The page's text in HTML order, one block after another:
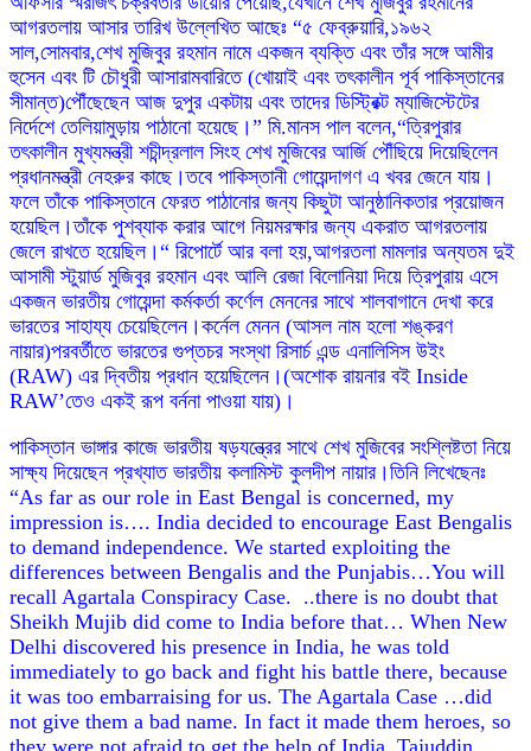
আগরতলায় আসার তারিখ উল্লেখিত আছেঃ “৫ ফেব্রুয়ারি,১৯৬২
সাল,সোমবার,শেখ মুজিবুর রহমান নামে একজন ব্যক্তি এবং তাঁর সঙ্গে আমীর
হুসেন এবং টি চৌধুরী আসারামবারিতে (খোয়াই এবং তৎকালীন পূর্ব পাকিস্তানের
সীমান্ত)পৌঁছেছেন আজ দুপুর একটায় এবং তাদের ডিস্ট্রিক্ট ম্যাজিস্টেটের
নির্দেশে তেলিয়ামুড়ায় পাঠানো হয়েছে।” মি.মানস পাল বলেন,“ত্রিপুরার
তৎকালীন মুখ্যমন্ত্রী শচীন্দ্রলাল সিংহ শেখ মুজিবের আর্জি পৌঁছিয়ে দিয়েছিলেন
প্রধানমন্ত্রী নেহরুর কাছে।তবে পাকিস্তানী গোয়েন্দাগণ এ খবর জেনে যায়।
ফলে তাঁকে পাকিস্তানে ফেরত পাঠানোর জন্য কিছুটা আনুষ্ঠানিকতার প্রয়োজন
হয়েছিল।তাঁকে পুশব্যাক করার আগে নিয়মরক্ষার জন্য একরাত আগরতলায়
জেলে রাখতে হয়েছিল।“ রিপোর্টে আর বলা হয়,আগরতলা মামলার অন্যতম দুই
আসামী স্টুয়ার্ড মুজিবুর রহমান এবং আলি রেজা বিলোনিয়া দিয়ে ত্রিপুরায় এসে
একজন ভারতীয় গোয়েন্দা কর্মকর্তা কর্ণেল মেননের সাথে শালবাগানে দেখা করে
ভারতের সাহায্য চেয়েছিলেন।কর্নেল মেনন (আসল নাম হলো শঙ্করণ
নায়ার)পরবর্তীতে ভারতের গুপ্তচর সংস্থা রিসার্চ এন্ড এনালিসিস উইং
(RAW) এর দ্বিতীয় প্রধান হয়েছিলেন।(অশোক রায়নার বই Inside
RAW’তেও একই রূপ বর্ননা পাওয়া যায়)।
পাকিস্তান ভাঙ্গার কাজে ভারতীয় ষড়যন্ত্রের সাথে শেখ মুজিবের সংশ্লিষ্টতা নিয়ে
সাক্ষ্য দিয়েছেন প্রখ্যাত ভারতীয় কলামিস্ট কুলদীপ নায়ার।তিনি লিখেছেনঃ
“As far as our role in East Bengal is concerned, my
impression is…. India decided to encourage East Bengalis
to demand independence. We started exploiting the
differences between Bengalis and the Punjabis…You will
recall Agartala Conspiracy Case. ..there is no doubt that
Sheikh Mujib did come to India before that… When New
Delhi discovered his presence in India, he was told
immediately to go back and fight his battle there, because
it was too embarraising for us. The Agartala Case …did
not give them a bad name. In fact it made them heroes, so
they were not afraid to get the help of India. Tajuddin